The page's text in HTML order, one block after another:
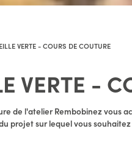
VERTE - COURS DE COUTURE
VERTE -
de l'atelier Rembobinez vous
projet sur lequel vous